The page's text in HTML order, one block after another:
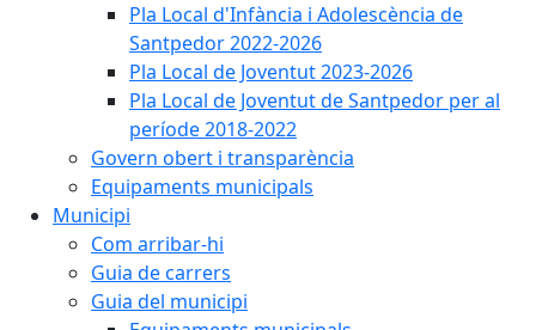
Pla Local d'Infància i Adolescència de
Santpedor 2022-2026
Pla Local de Joventut 2023-2026
Pla Local de Joventut de Santpedor per al
període 2018-2022
Govern obert i transparència
Equipaments municipals
Municipi
Com arribar-hi
Guia de carrers
Guia del municipi